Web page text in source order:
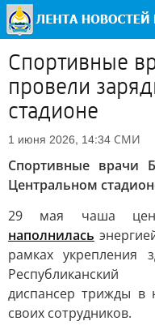
Спортивные
провели
стадионе
1 июня 2026, 14:34 СМИ
Спортивные врачи
Центральном
29 мая чаша
наполнилась
рамках укрепления
Республиканский
диспансер трижды в
своих сотрудников.